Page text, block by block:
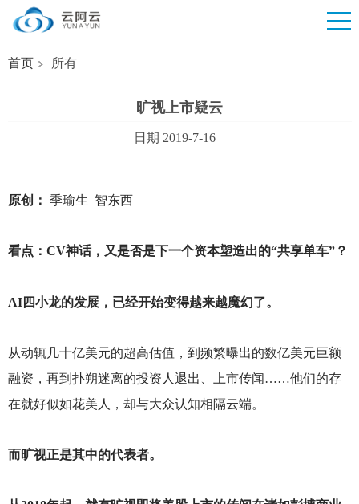
首页 所有
旷视上市疑云
日期 2019-7-16
原创： 季瑜生 智东西
看点： CV神话，又是否是下一个资本塑造出的“共享单车”？
AI四小龙的发展，已经开始变得越来越魔幻了。
从动辄几十亿美元的超高估值，到频繁曝出的数亿美元巨额
融资，再到扑朔迷离的投资人退出、上市传闻……他们的存
在就好似如花美人，却与大众认知相隔云端。
而旷视正是其中的代表者。